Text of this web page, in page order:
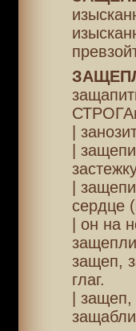
|
|
|
сердце
| он на
защеп,
глаг.
|